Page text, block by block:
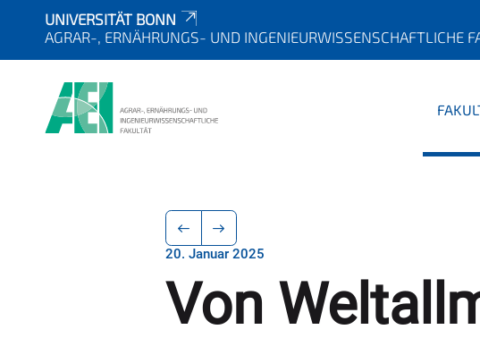
UNIVERSITÄT BONN
AGRAR-, ERNÄHRUNGS- UND INGENIEURWISSENSCHAFTLICHE
20. Januar 2025
Von